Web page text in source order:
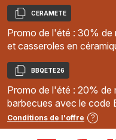
Copier
CERAMETE
Promo de l'été : 30%
et casseroles en
Copier
BBQETE26
Promo de l'été : 20% de
barbecues avec le code
Conditions de l'offre